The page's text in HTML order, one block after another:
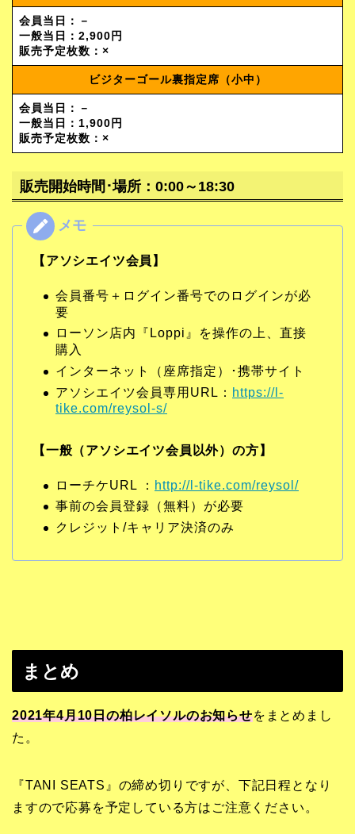
会員当日：－
一般当日：2,900円
販売予定枚数：×
ビジターゴール裏指定席（小中）
会員当日：－
一般当日：1,900円
販売予定枚数：×
販売開始時間･場所：0:00～18:30
【アソシエイツ会員】
会員番号＋ログイン番号でのログインが必
要
ローソン店内『Loppi』を操作の上、直接
購入
インターネット（座席指定）･携帯サイト
アソシエイツ会員専用URL： https://l-
tike.com/reysol-s/
【一般（アソシエイツ会員以外）の方】
ローチケURL ： http://l-tike.com/reysol/
事前の会員登録（無料）が必要
クレジット/キャリア決済のみ
まとめ
2021年4月10日の柏レイソルのお知らせをまとめまし
た。
『TANI SEATS』の締め切りですが、下記日程となり
ますので応募を予定している方はご注意ください。